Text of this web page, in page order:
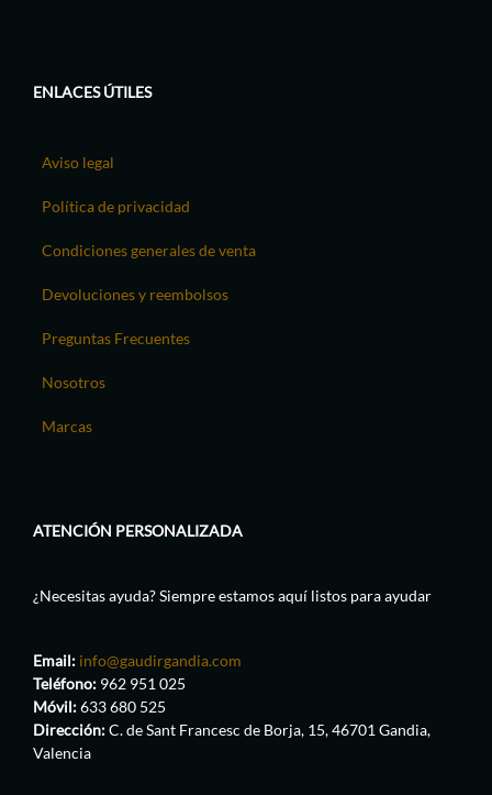
ENLACES ÚTILES
Aviso legal
Política de privacidad
Condiciones generales de venta
Devoluciones y reembolsos
Preguntas Frecuentes
Nosotros
Marcas
ATENCIÓN PERSONALIZADA
¿Necesitas ayuda? Siempre estamos aquí listos para ayudar
Email: info@gaudirgandia.com
Teléfono: 962 951 025
Móvil:633 680 525
Dirección:C. de Sant Francesc de Borja, 15, 46701 Gandia,
Valencia